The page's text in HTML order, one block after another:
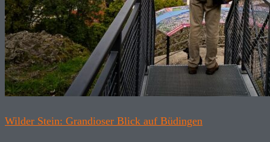
Wilder Stein: Grandioser Blick auf Büdingen